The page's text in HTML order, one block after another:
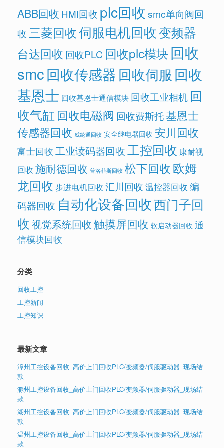
ABB回收 HMI回收 plc回收 smc单向阀回
收三菱回收伺服电机回收变频器
台达回收 回收PLC 回收plc模块 回收
smc回收传感器回收伺服 回收
基恩士 回收基恩士通信模块 回收工业相机 回
收气缸 回收电磁阀 回收费斯托基恩士
传感器回收 威纶通回收 安全继电器回收 安川回收
富士回收工业读码器回收工控回收 康耐视
回收 施耐德回收 普洛菲斯回收 松下回收欧姆
龙回收 步进电机回收 汇川回收 温控器回收 编
码器回收 自动化设备回收西门子回
收视觉系统回收触摸屏回收 软启动器回收 通
信模块回收
分类
回收工控
工控新闻
工控知识
最新文章
漳州工控设备回收_高价上门回收PLC/变频器/伺服驱动器_现场结
款
滁州工控设备回收_高价上门回收PLC/变频器/伺服驱动器_现场结
款
湖州工控设备回收_高价上门回收PLC/变频器/伺服驱动器_现场结
款
温州工控设备回收_高价上门回收PLC/变频器/伺服驱动器_现场结
款